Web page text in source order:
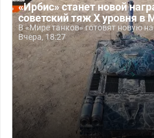
«Ирбис» станет новой
советский тяж X уровня в
В «Мире танков» готовят новую
Вчера, 18:27